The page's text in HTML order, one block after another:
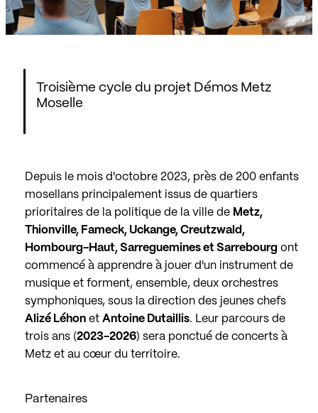
Troisième cycle du projet Démos Metz
Moselle
Depuis le mois d'octobre 2023, près de 200 enfants
mosellans principalement issus de quartiers
prioritaires de la politique de la ville de Metz,
Thionville, Fameck, Uckange, Creutzwald,
Hombourg-Haut, Sarreguemines et Sarrebourg ont
commencé à apprendre à jouer d'un instrument de
musique et forment, ensemble, deux orchestres
symphoniques, sous la direction des jeunes chefs
Alizé Léhonet Antoine Dutaillis. Leur parcours de
trois ans (2023-2026) sera ponctué de concerts à
Metz et au cœur du territoire.
Partenaires